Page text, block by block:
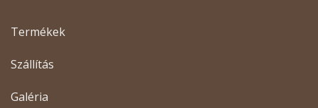
Termékek
Szállítás
Galéria